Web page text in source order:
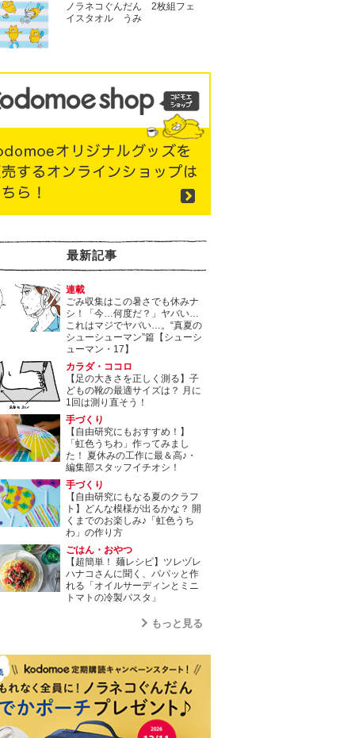
ノラネコぐんだん 2枚組フェ
イスタオル うみ
最新記事
連載
ごみ収集はこの暑さでも休みナ
シ！「今…何度だ？」ヤバい…
これはマジでヤバい…。“真夏の
シューシューマン”篇【シューシ
ューマン・17】
カラダ・ココロ
【足の大きさを正しく測る】子
どもの靴の最適サイズは？ 月に
1回は測り直そう！
手づくり
【自由研究にもおすすめ！】
「虹色うちわ」作ってみまし
た！ 夏休みの工作に最＆高♪・
編集部スタッフイチオシ！
手づくり
【自由研究にもなる夏のクラフ
ト】どんな模様が出るかな？ 開
くまでのお楽しみ♪「虹色うち
わ」の作り方
ごはん・おやつ
【超簡単！ 麺レシピ】ツレヅレ
ハナコさんに聞く、パパッと作
れる「オイルサーディンとミニ
トマトの冷製パスタ」
もっと見る